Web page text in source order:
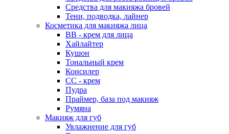
Средства для макияжа бровей
Тени, подводка, лайнер
Косметика для макияжа лица
ВВ - крем для лица
Хайлайтер
Кушон
Тональный крем
Консилер
СС - крем
Пудра
Праймер, база под макияж
Румяна
Макияж для губ
Увлажнение для губ